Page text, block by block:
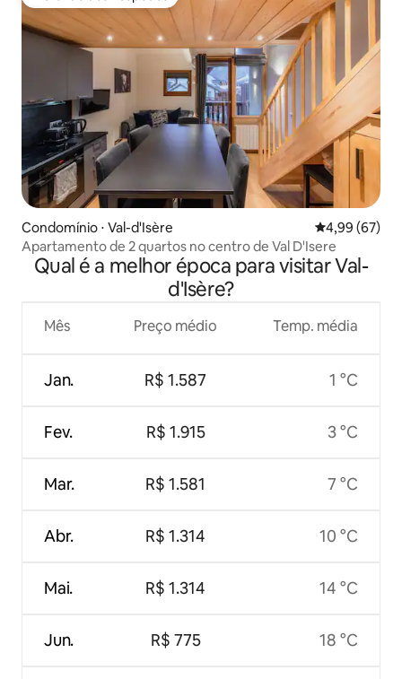
Preferido dos hóspedes
Condomínio ⋅ Val-d'Isère 4,99 de uma
4,99 (67)
Apartamento de 2 quartos no centro de Val D'Isere
Qual é a melhor época para visitar Val-
d'Isère?
Mês
Jan.
Fev.
Mar.
Abr.
Mai.
Jun.
Preço médio
R$ 1.587
R$ 1.915
R$ 1.581
R$ 1.314
R$ 1.314
R$ 775
Temp. média
1 °C
3 °C
7 °C
10 °C
14 °C
18 °C